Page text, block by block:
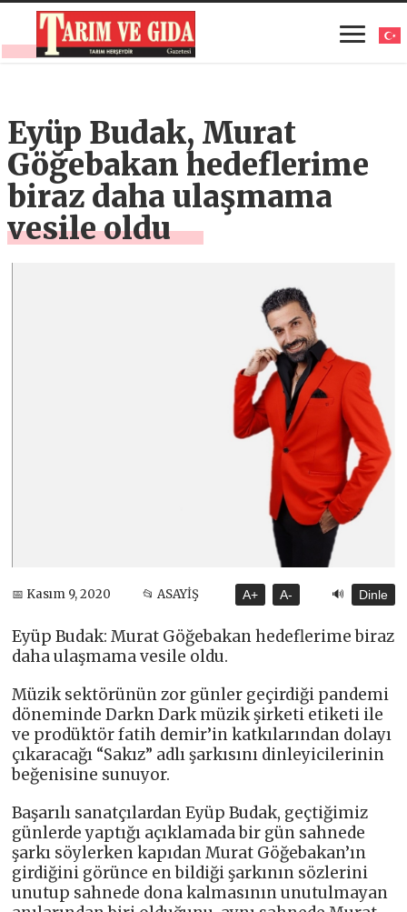
Eyüp Budak, Murat
Göğebakan hedeflerime
biraz daha ulaşmama
vesile oldu
📅 Kasım 9, 2020 📂 ASAYİŞ A+ A- 🔊 Dinle
Eyüp Budak: Murat Göğebakan hedeflerime biraz
daha ulaşmama vesile oldu.
Müzik sektörünün zor günler geçirdiği pandemi
döneminde Darkn Dark müzik şirketi etiketi ile
ve prodüktör fatih demir’in katkılarından dolayı
çıkaracağı “Sakız” adlı şarkısını dinleyicilerinin
beğenisine sunuyor.
Başarılı sanatçılardan Eyüp Budak, geçtiğimiz
günlerde yaptığı açıklamada bir gün sahnede
şarkı söylerken kapıdan Murat Göğebakan’ın
girdiğini görünce en bildiği şarkının sözlerini
unutup sahnede dona kalmasının unutulmayan